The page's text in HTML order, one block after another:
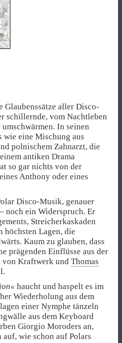
aller Disco-
schillernde, vom Nachtleben
In seinen
wie eine Mischung aus
polnischem Zahnarzt, die
antiken Drama
so gar nichts von der
Anthony oder eines
Disco-Musik, genauer
noch ein Widerspruch. Er
Streicherkaskaden
höchsten Lagen, die
Kaum zu glauben, dass
prägenden Einflüsse aus der
Kraftwerk und Thomas
haucht und haspelt es im
Wiederholung aus dem
einer Nymphe tänzeln
aus dem Keyboard
Giorgio Moroders an,
wie schon auf Polars